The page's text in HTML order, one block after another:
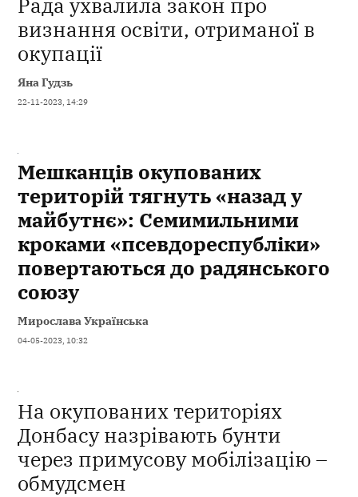
визнання освіти, отриманої в
окупації
Яна Гудзь
22-11-2023, 14:29
Мешканців окупованих
територій тягнуть «назад у
майбутнє»: Семимильними
кроками «псевдореспубліки»
повертаються до радянського
союзу
Мирослава Українська
04-05-2023, 10:32
На окупованих територіях
Донбасу назрівають бунти
через примусову мобілізацію –
обмудсмен